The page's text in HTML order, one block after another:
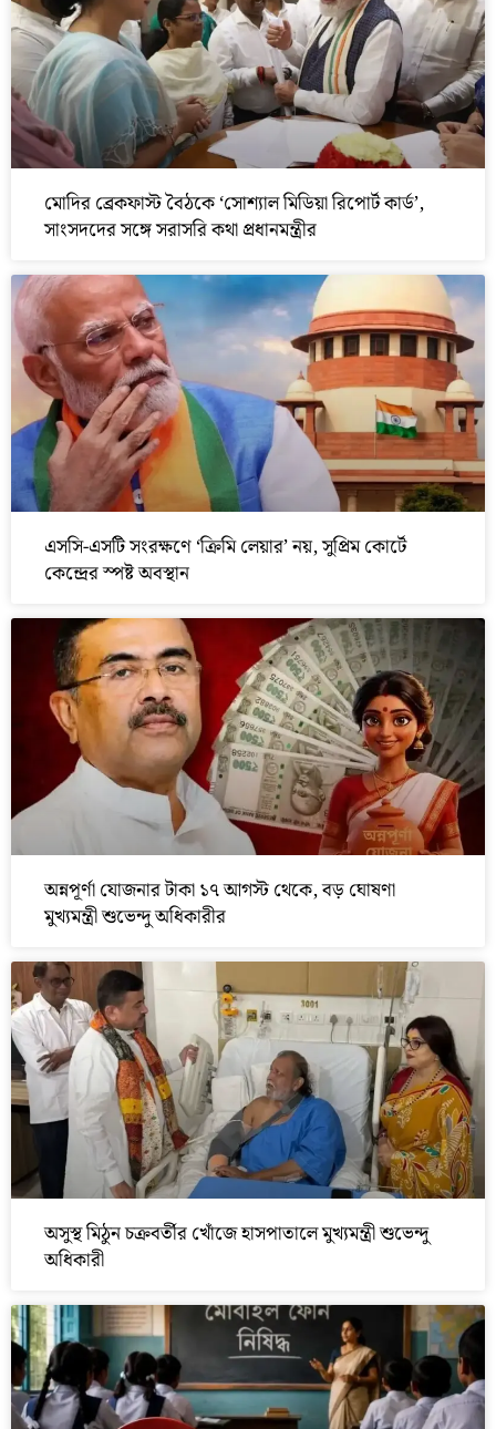
মোদির ব্রেকফাস্ট বৈঠকে ‘সোশ্যাল মিডিয়া রিপোর্ট কার্ড’,
সাংসদদের সঙ্গে সরাসরি কথা প্রধানমন্ত্রীর
এসসি-এসটি সংরক্ষণে ‘ক্রিমি লেয়ার’ নয়, সুপ্রিম কোর্টে
কেন্দ্রের স্পষ্ট অবস্থান
অন্নপূর্ণা যোজনার টাকা ১৭ আগস্ট থেকে, বড় ঘোষণা
মুখ্যমন্ত্রী শুভেন্দু অধিকারীর
অসুস্থ মিঠুন চক্রবর্তীর খোঁজে হাসপাতালে মুখ্যমন্ত্রী শুভেন্দু
অধিকারী